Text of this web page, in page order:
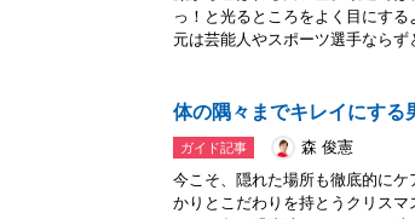
っ！と光るところをよく目にす
元は芸能人やスポーツ選手なら
体の隅々までキレイにする
ガイド記事
森 俊憲
今こそ、隠れた場所も徹底的に
かりとこだわりを持とうクリス